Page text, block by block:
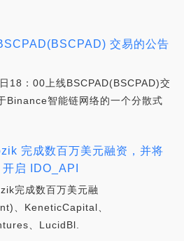
交易的公告
18：00上线BSCPAD(BSCPAD)交
Binance智能链网络的一个分散式
完成数百万美元融资，并将
启 IDO_API
完成数百万美元融
、KeneticCapital、
、LucidBl.